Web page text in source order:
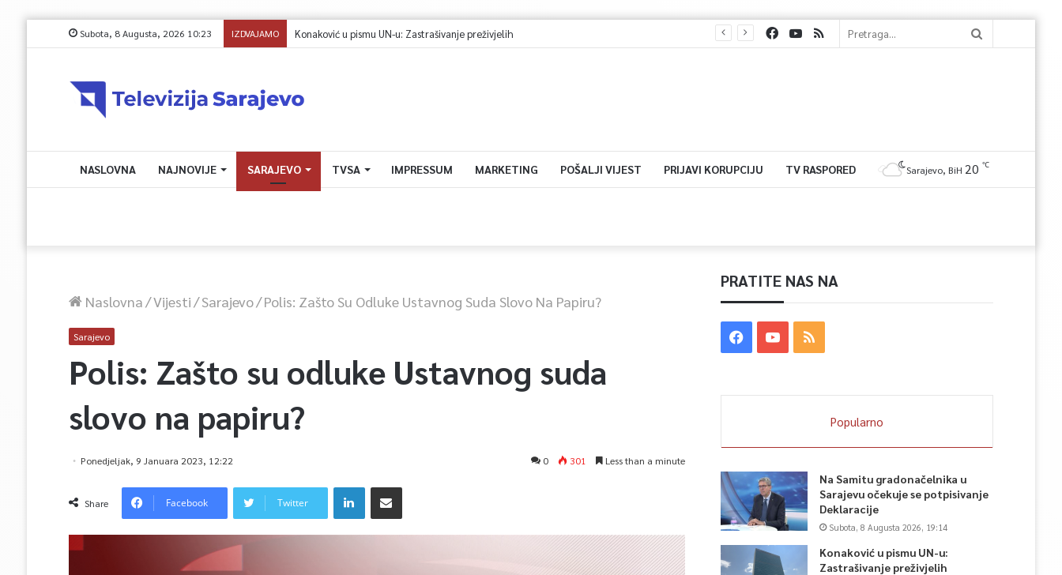
Subota, 8 Augusta, 2026 10:23 IZDVAJAMO Konaković u pismu UN-u: Zastrašivanje preživjelih
NASLOVNA NAJNOVIJE SARAJEVO TVSA IMPRESSUM MARKETING POŠALJI VIJEST PRIJAVI KORUPCIJU TV RASPORED Sarajevo, BiH 20 ℃
Naslovna/Vijesti/Sarajevo/Polis: Zašto Su Odluke Ustavnog Suda Slovo Na Papiru?
Sarajevo
Polis: Zašto su odluke Ustavnog suda
slovo na papiru?
Ponedjeljak, 9 Januara 2023, 12:22 0 301 Less than a minute
Share Facebook Twitter
PRATITE NAS NA
Popularno
Na Samitu gradonačelnika u
Sarajevu očekuje se potpisivanje
Deklaracije
Subota, 8 Augusta 2026, 19:14
Konaković u pismu UN-u:
Zastrašivanje preživjelih